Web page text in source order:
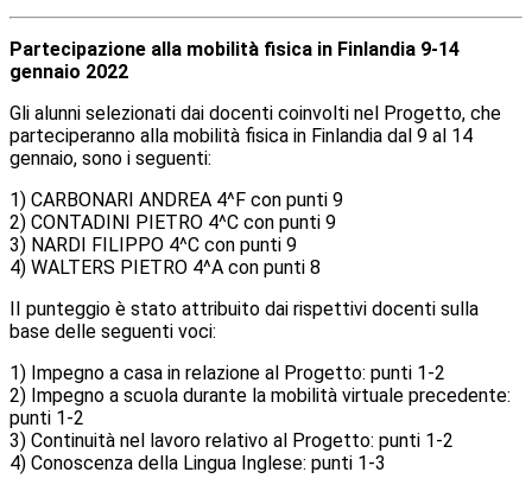
Partecipazione alla mobilità fisica in Finlandia 9-14
gennaio 2022
Gli alunni selezionati dai docenti coinvolti nel Progetto, che
parteciperanno alla mobilità fisica in Finlandia dal 9 al 14
gennaio, sono i seguenti:
1) CARBONARI ANDREA 4^F con punti 9
2) CONTADINI PIETRO 4^C con punti 9
3) NARDI FILIPPO 4^C con punti 9
4) WALTERS PIETRO 4^A con punti 8
II punteggio è stato attribuito dai rispettivi docenti sulla
base delle seguenti voci:
1) Impegno a casa in relazione al Progetto: punti 1-2
2) Impegno a scuola durante la mobilità virtuale precedente:
punti 1-2
3) Continuità nel lavoro relativo al Progetto: punti 1-2
4) Conoscenza della Lingua Inglese: punti 1-3